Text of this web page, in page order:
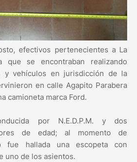
efectivos pertenecientes a La
que se encontraban realizando
y vehículos en jurisdicción de la
en calle Agapito Parabera
camioneta marca Ford.
por N.E.D.P.M. y dos
de edad; al momento de
fue hallada una escopeta con
uno de los asientos.